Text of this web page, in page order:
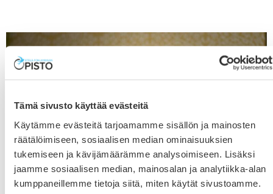
Tämä sivusto käyttää evästeitä
Käytämme evästeitä tarjoamamme sisällön ja mainosten
räätälöimiseen, sosiaalisen median ominaisuuksien
tukemiseen ja kävijämäärämme analysoimiseen. Lisäksi
jaamme sosiaalisen median, mainosalan ja analytiikka-alan
kumppaneillemme tietoja siitä, miten käytät sivustoamme.